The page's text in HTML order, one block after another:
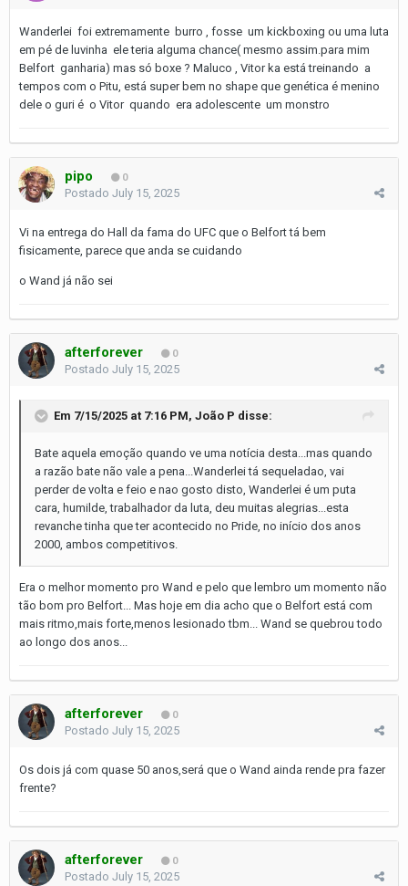
Wanderlei foi extremamente burro , fosse um kickboxing ou uma luta
em pé de luvinha ele teria alguma chance( mesmo assim.para mim
Belfort ganharia) mas só boxe ? Maluco , Vitor ka está treinando a
tempos com o Pitu, está super bem no shape que genética é menino
dele o guri é o Vitor quando era adolescente um monstro
pipo 0
Postado July 15, 2025
Vi na entrega do Hall da fama do UFC que o Belfort tá bem
fisicamente, parece que anda se cuidando
o Wand já não sei
afterforever 0
Postado July 15, 2025
Em 7/15/2025 at 7:16 PM, João P disse:
Bate aquela emoção quando ve uma notícia desta...mas quando
a razão bate não vale a pena...Wanderlei tá sequeladao, vai
perder de volta e feio e nao gosto disto, Wanderlei é um puta
cara, humilde, trabalhador da luta, deu muitas alegrias...esta
revanche tinha que ter acontecido no Pride, no início dos anos
2000, ambos competitivos.
Era o melhor momento pro Wand e pelo que lembro um momento não
tão bom pro Belfort... Mas hoje em dia acho que o Belfort está com
mais ritmo,mais forte,menos lesionado tbm... Wand se quebrou todo
ao longo dos anos...
afterforever 0
Postado July 15, 2025
Os dois já com quase 50 anos,será que o Wand ainda rende pra fazer
frente?
afterforever 0
Postado July 15, 2025